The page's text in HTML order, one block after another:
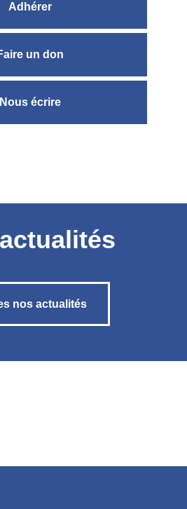
Adhérer
un don
Nous écrire
nos actualités